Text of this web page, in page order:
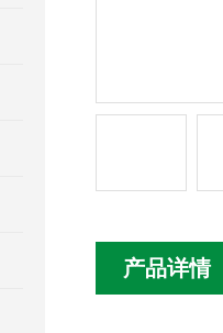
产品详情